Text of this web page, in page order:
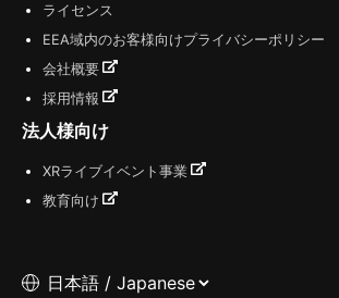
ライセンス
EEA域内のお客様向けプライバシーポリシー
会社概要
採用情報
法人様向け
XRライブイベント事業
教育向け